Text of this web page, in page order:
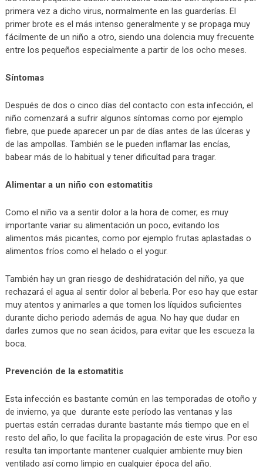
primera vez a dicho virus, normalmente en las guarderías. El
primer brote es el más intenso generalmente y se propaga muy
fácilmente de un niño a otro, siendo una dolencia muy frecuente
entre los pequeños especialmente a partir de los ocho meses.
Síntomas
Después de dos o cinco días del contacto con esta infección, el
niño comenzará a sufrir algunos síntomas como por ejemplo
fiebre, que puede aparecer un par de días antes de las úlceras y
de las ampollas. También se le pueden inflamar las encías,
babear más de lo habitual y tener dificultad para tragar.
Alimentar a un niño con estomatitis
Como el niño va a sentir dolor a la hora de comer, es muy
importante variar su alimentación un poco, evitando los
alimentos más picantes, como por ejemplo frutas aplastadas o
alimentos fríos como el helado o el yogur.
También hay un gran riesgo de deshidratación del niño, ya que
rechazará el agua al sentir dolor al beberla. Por eso hay que estar
muy atentos y animarles a que tomen los líquidos suficientes
durante dicho periodo además de agua. No hay que dudar en
darles zumos que no sean ácidos, para evitar que les escueza la
boca.
Prevención de la estomatitis
Esta infección es bastante común en las temporadas de otoño y
de invierno, ya que durante este período las ventanas y las
puertas están cerradas durante bastante más tiempo que en el
resto del año, lo que facilita la propagación de este virus. Por eso
resulta tan importante mantener cualquier ambiente muy bien
ventilado así como limpio en cualquier época del año.